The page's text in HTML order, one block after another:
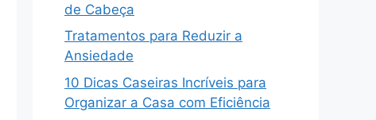
de Cabeça
Tratamentos para Reduzir a
Ansiedade
10 Dicas Caseiras Incríveis para
Organizar a Casa com Eficiência